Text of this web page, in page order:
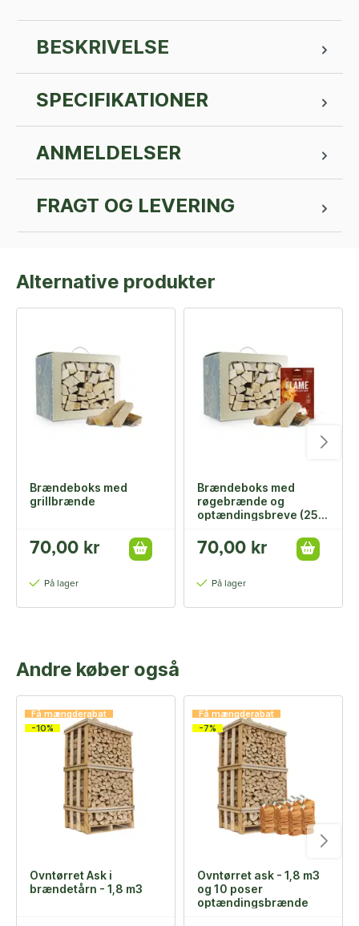
BESKRIVELSE
SPECIFIKATIONER
ANMELDELSER
FRAGT OG LEVERING
Alternative produkter
Brændeboks med
grillbrænde
70,00 kr
På lager
Brændeboks med
røgebrænde og
optændingsbreve (25
70,00 kr
På lager
Andre køber også
Få mængderabat
-10%
Ovntørret Ask i
brændetårn - 1,8 m3
Få mængderabat
-7%
Ovntørret ask - 1,8 m3
og 10 poser
optændingsbrænde